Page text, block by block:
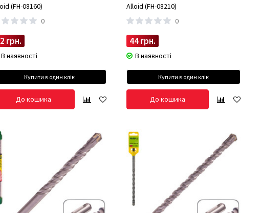
(FH-08160)
0
грн.
В наявності
Купити в один клік
До кошика
Alloid (FH-08210)
0
44 грн.
В наявності
Купити в один клік
До кошика